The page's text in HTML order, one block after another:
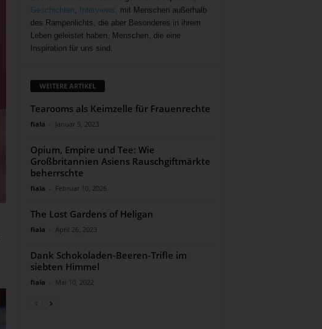
Geschichten
Interviews,
mit Menschen außerhalb
des Rampenlichts, die aber Besonderes in ihrem
Leben geleistet haben, Menschen, die eine
Inspiration für uns sind.
WEITERE ARTIKEL
Tearooms als Keimzelle für Frauenrechte
fiala - Januar 5, 2023
Opium, Empire und Tee: Wie
Großbritannien Asiens Rauschgiftmärkte
beherrschte
fiala - Februar 10, 2026
The Lost Gardens of Heligan
fiala - April 26, 2023
Dank Schokoladen-Beeren-Trifle im
siebten Himmel
fiala - Mai 10, 2022